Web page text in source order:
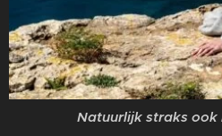
Natuurlijk straks ook